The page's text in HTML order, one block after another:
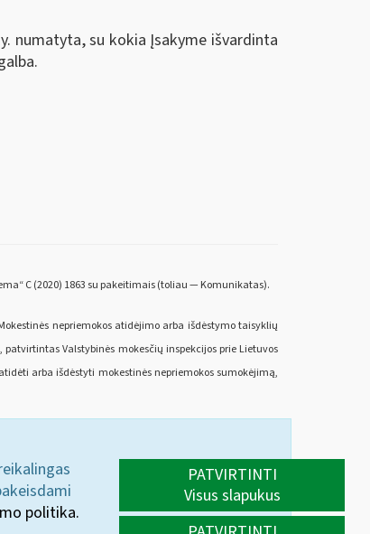
numatyta, su kokia Įsakyme išvardinta
C (2020) 1863 su pakeitimais (toliau — Komunikatas).
nepriemokos atidėjimo arba išdėstymo taisyklių
Valstybinės mokesčių inspekcijos prie Lietuvos
arba išdėstyti mokestinės nepriemokos sumokėjimą,
politika.
PATVIRTINTI
Visus slapukus